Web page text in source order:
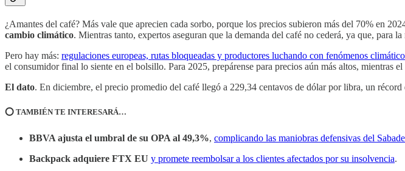
¿Amantes del café? Más vale que aprecien cada sorbo, porque los precios subieron más del 70% en
cambio climático. Mientras tanto, expertos aseguran que la demanda del café no cederá, ya que, para
Pero hay más: regulaciones europeas, rutas bloqueadas y productores luchando con fenómenos
el consumidor final lo siente en el bolsillo. Para 2025, prepárense para precios aún más altos, mientras
El dato. En diciembre, el precio promedio del café llegó a 229,34 centavos de dólar por libra, un récord
⭕️ TAMBIÉN TE INTERESARÁ…
BBVA ajusta el umbral de su OPA al 49,3%, complicando las maniobras defensivas del
Backpack adquiere FTX EU y promete reembolsar a los clientes afectados por su insolvencia.